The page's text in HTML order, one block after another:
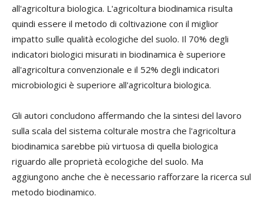
all'agricoltura biologica. L'agricoltura biodinamica risulta
quindi essere il metodo di coltivazione con il miglior
impatto sulle qualità ecologiche del suolo. Il 70% degli
indicatori biologici misurati in biodinamica è superiore
all'agricoltura convenzionale e il 52% degli indicatori
microbiologici è superiore all'agricoltura biologica.
Gli autori concludono affermando che la sintesi del lavoro
sulla scala del sistema colturale mostra che l'agricoltura
biodinamica sarebbe più virtuosa di quella biologica
riguardo alle proprietà ecologiche del suolo. Ma
aggiungono anche che è necessario rafforzare la ricerca sul
metodo biodinamico.